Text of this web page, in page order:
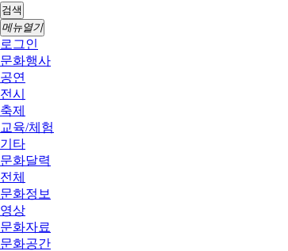
검색
메뉴열기
로그인
문화행사
공연
전시
축제
교육/체험
기타
문화달력
전체
문화정보
영상
문화자료
문화공간